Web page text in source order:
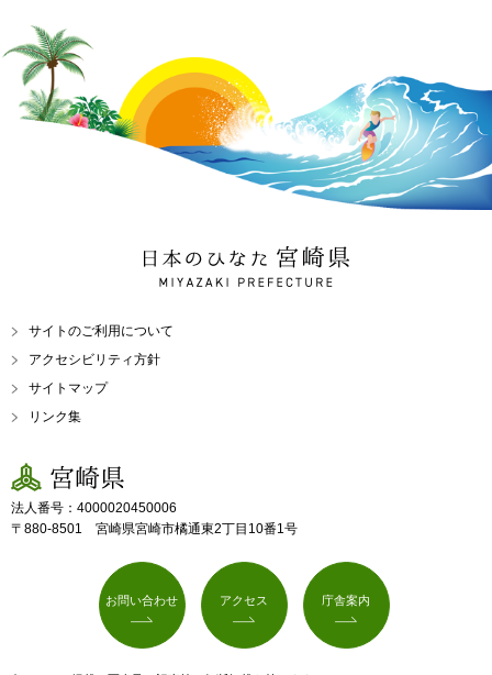
日本のひなた 宮崎県
MIYAZAKI PREFECTURE
サイトのご利用について
アクセシビリティ方針
サイトマップ
リンク集
宮崎県
法人番号：4000020450006
〒880-8501 宮崎県宮崎市橘通東2丁目10番1号
お問い合わせ アクセス 庁舎案内